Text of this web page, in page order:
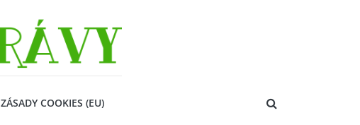
ZÁSADY COOKIES (EU)